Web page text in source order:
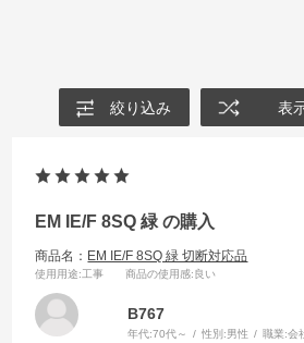
絞り込み 表
EM IE/F 8SQ 緑 の購入
商品名： EM IE/F 8SQ 緑 切断対応品
使用用途:工事 商品の使用感:良い
B767
年代:70代～ 性別:男性 職業:会